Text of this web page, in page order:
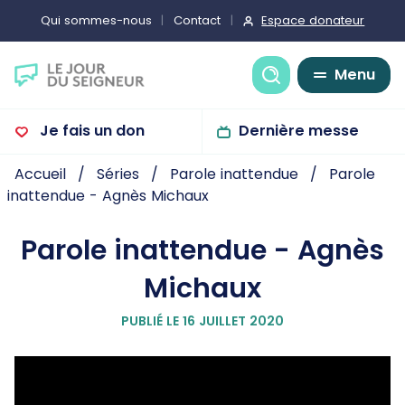
Qui sommes-nous Contact Espace donateur
Recherche
Menu
Je fais un don Dernière messe
Accueil Séries Parole inattendue
Parole
inattendue - Agnès Michaux
Parole inattendue - Agnès
Michaux
PUBLIÉ LE 16 JUILLET 2020